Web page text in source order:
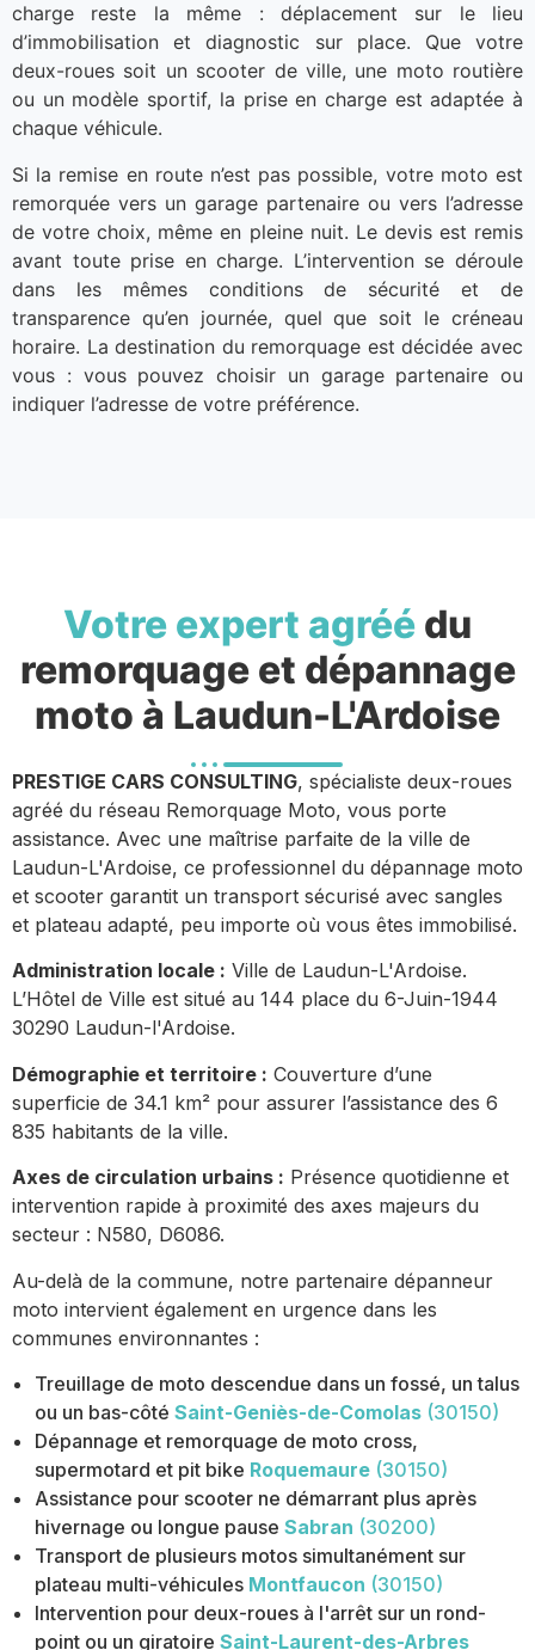
charge reste la même : déplacement sur le lieu
d’immobilisation et diagnostic sur place. Que votre
deux-roues soit un scooter de ville, une moto routière
ou un modèle sportif, la prise en charge est adaptée à
chaque véhicule.
Si la remise en route n’est pas possible, votre moto est
remorquée vers un garage partenaire ou vers l’adresse
de votre choix, même en pleine nuit. Le devis est remis
avant toute prise en charge. L’intervention se déroule
dans les mêmes conditions de sécurité et de
transparence qu’en journée, quel que soit le créneau
horaire. La destination du remorquage est décidée avec
vous : vous pouvez choisir un garage partenaire ou
indiquer l’adresse de votre préférence.
Votre expert agréé du
remorquage et dépannage
moto à Laudun-L'Ardoise
PRESTIGE CARS CONSULTING, spécialiste deux-roues
agréé du réseau Remorquage Moto, vous porte
assistance. Avec une maîtrise parfaite de la ville de
Laudun-L'Ardoise, ce professionnel du dépannage moto
et scooter garantit un transport sécurisé avec sangles
et plateau adapté, peu importe où vous êtes immobilisé.
Administration locale : Ville de Laudun-L'Ardoise.
L’Hôtel de Ville est situé au 144 place du 6-Juin-1944
30290 Laudun-l'Ardoise.
Démographie et territoire : Couverture d’une
superficie de 34.1 km² pour assurer l’assistance des 6
835 habitants de la ville.
Axes de circulation urbains : Présence quotidienne et
intervention rapide à proximité des axes majeurs du
secteur : N580, D6086.
Au-delà de la commune, notre partenaire dépanneur
moto intervient également en urgence dans les
communes environnantes :
Treuillage de moto descendue dans un fossé, un talus
ou un bas-côté Saint-Geniès-de-Comolas (30150)
Dépannage et remorquage de moto cross,
supermotard et pit bike Roquemaure (30150)
Assistance pour scooter ne démarrant plus après
hivernage ou longue pause Sabran (30200)
Transport de plusieurs motos simultanément sur
plateau multi-véhicules Montfaucon (30150)
Intervention pour deux-roues à l'arrêt sur un rond-
point ou un giratoire Saint-Laurent-des-Arbres